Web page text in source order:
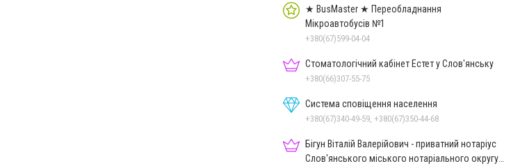
★ BusMaster ★ Переобладнання
Мікроавтобусів №1
+380(67)599-04-04
Стоматологічний кабінет Естет у Слов'янську
+380(66)307-55-75
Система сповіщення населення
+380(67)340-49-59, +380(67)350-44-68
Бігун Віталій Валерійович - приватний нотаріус
Слов'янського міського нотаріального округу